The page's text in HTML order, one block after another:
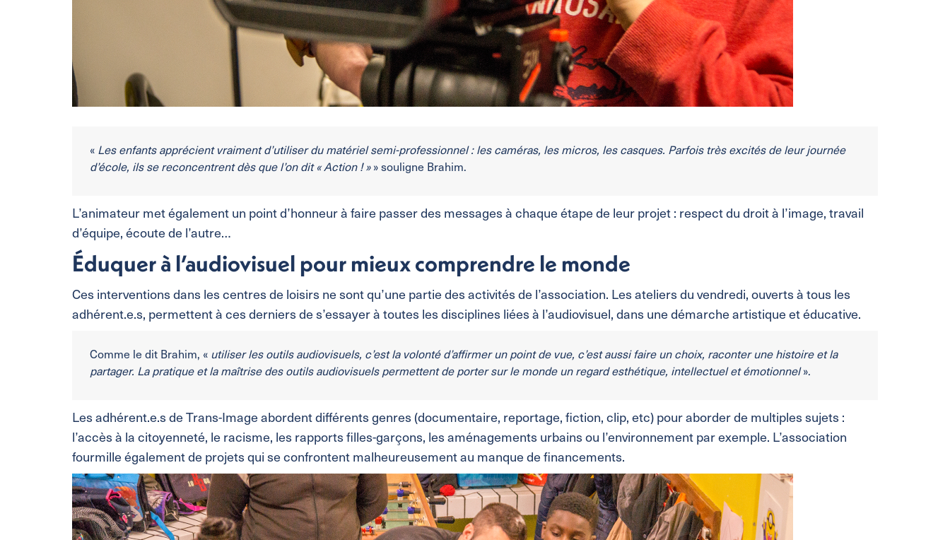
« Les enfants apprécient vraiment d’utiliser du matériel semi-professionnel : les caméras, les micros, les casques. Parfois très excités de leur journée
d’école, ils se reconcentrent dès que l’on dit « Action ! »» souligne Brahim.
L’animateur met également un point d’honneur à faire passer des messages à chaque étape de leur projet : respect du droit à l’image, travail
d’équipe, écoute de l’autre…
Éduquer à l’audiovisuel pour mieux comprendre le monde
Ces interventions dans les centres de loisirs ne sont qu’une partie des activités de l’association. Les ateliers du vendredi, ouverts à tous les
adhérent.e.s, permettent à ces derniers de s’essayer à toutes les disciplines liées à l’audiovisuel, dans une démarche artistique et éducative.
Comme le dit Brahim, « utiliser les outils audiovisuels, c’est la volonté d’affirmer un point de vue, c’est aussi faire un choix, raconter une histoire et la
partager. La pratique et la maîtrise des outils audiovisuels permettent de porter sur le monde un regard esthétique, intellectuel et émotionnel».
Les adhérent.e.s de Trans-Image abordent différents genres (documentaire, reportage, fiction, clip, etc) pour aborder de multiples sujets :
l’accès à la citoyenneté, le racisme, les rapports filles-garçons, les aménagements urbains ou l’environnement par exemple. L’association
fourmille également de projets qui se confrontent malheureusement au manque de financements.